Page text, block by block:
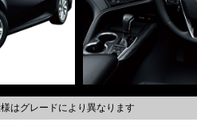
はグレードにより異なります